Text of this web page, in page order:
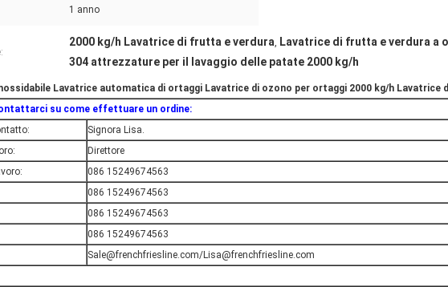
1 anno
2000 kg/h Lavatrice di frutta e verdura, Lavatrice di frutta e verdura a
304 attrezzature per il lavaggio delle patate 2000 kg/h
Lavatrice automatica di ortaggi Lavatrice di ozono per ortaggi 2000 kg/h
su come effettuare un ordine:
Signora Lisa.
Direttore
086 15249674563
086 15249674563
086 15249674563
086 15249674563
Sale@frenchfriesline.com/Lisa@frenchfriesline.com